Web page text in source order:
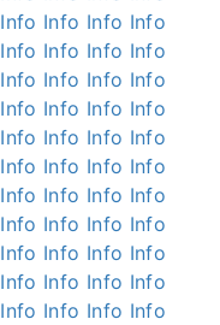
Info Info Info Info
Info Info Info Info
Info Info Info Info
Info Info Info Info
Info Info Info Info
Info Info Info Info
Info Info Info Info
Info Info Info Info
Info Info Info Info
Info Info Info Info
Info Info Info Info